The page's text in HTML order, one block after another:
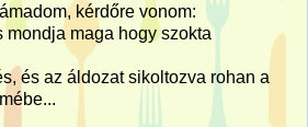
kérdőre vonom:
mondja maga hogy szokta
és az áldozat sikoltozva rohan a